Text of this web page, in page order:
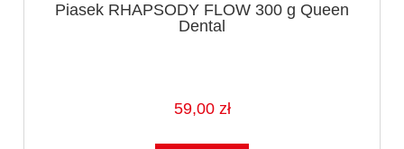
Piasek RHAPSODY FLOW 300 g Queen
Dental
59,00 zł